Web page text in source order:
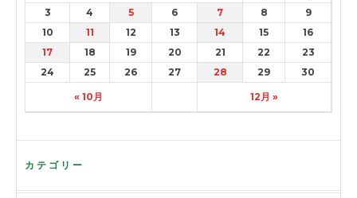
« 10月 12月 »
3
4 5 6 7 8
9
10
11 12 13 14 15
16
17
18 19 20 21 22
23
24
25 26 27 28 29 30
カテゴリー